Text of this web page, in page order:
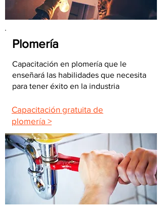
Plomería
Capacitación en plomería que le
enseñará las habilidades que necesita
para tener éxito en la industria
Capacitación gratuita de
plomería >